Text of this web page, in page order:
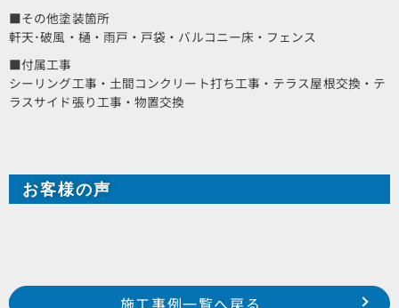
■その他塗装箇所
軒天･破風・樋・雨戸・戸袋・バルコニー床・フェンス
■付属工事
シーリング工事・土間コンクリート打ち工事・テラス屋根交換・テ
ラスサイド張り工事・物置交換
お客様の声
Prev